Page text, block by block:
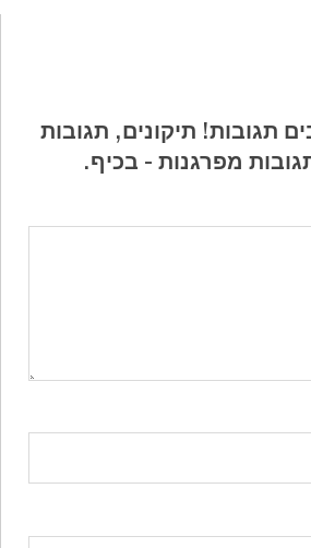
תגובות! תיקונים, תגובות
מפרגנות - בכיף.